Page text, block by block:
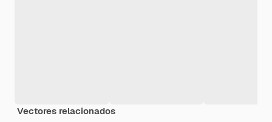
Vectores relacionados